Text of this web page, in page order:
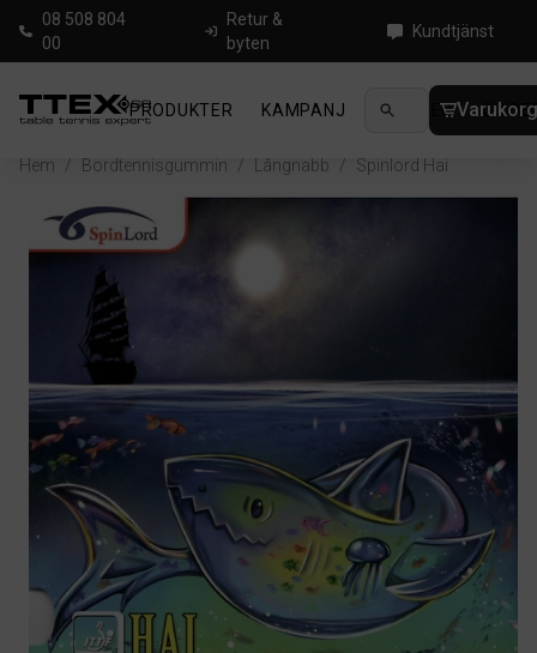
08 508 804
00
Retur &
byten
Kundtjänst
PRODUKTER KAMPANJ NYHETER
Hem / Bordtennisgummin / Långnabb / Spinlord Hai